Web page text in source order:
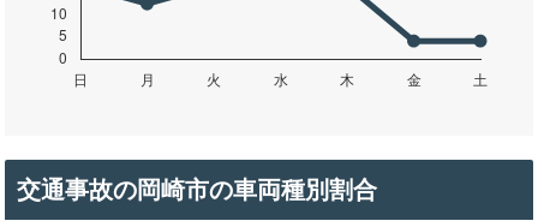
交通事故の岡崎市の車両種別割合